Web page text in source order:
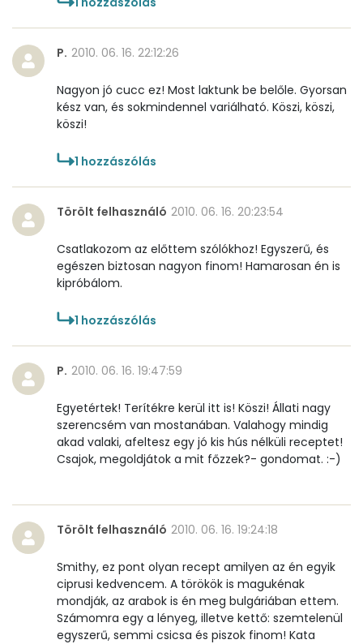
P. 2010. 06. 16. 22:12:26
Nagyon jó cucc ez! Most laktunk be belőle. Gyorsan
kész van, és sokmindennel variálható. Köszi, köszi,
köszi!
1 hozzászólás
Törölt felhasználó 2010. 06. 16. 20:23:54
Csatlakozom az előttem szólókhoz! Egyszerű, és
egészen biztosan nagyon finom! Hamarosan én is
kipróbálom.
1 hozzászólás
P. 2010. 06. 16. 19:47:59
Egyetértek! Terítékre kerül itt is! Köszi! Állati nagy
szerencsém van mostanában. Valahogy mindig
akad valaki, afeltesz egy jó kis hús nélküli receptet!
Csajok, megoldjátok a mit főzzek?- gondomat. :-)
Törölt felhasználó 2010. 06. 16. 19:24:18
Smithy, ez pont olyan recept amilyen az én egyik
ciprusi kedvencem. A törökök is magukénak
mondják, az arabok is én meg bulgáriában ettem.
Számomra egy a lényeg, illetve kettő: szemtelenül
egyszerű, semmi csicsa és piszok finom! Kata